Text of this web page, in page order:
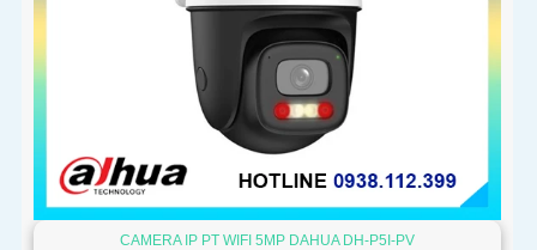
CAMERA IP PT WIFI 5MP DAHUA DH-P5I-PV